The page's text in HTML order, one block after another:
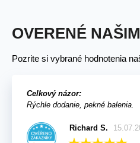
OVERENÉ
Pozrite si vybrané hodnotenia
Celkový názor:
Rýchle dodanie, pekné balenia.
Richard S.